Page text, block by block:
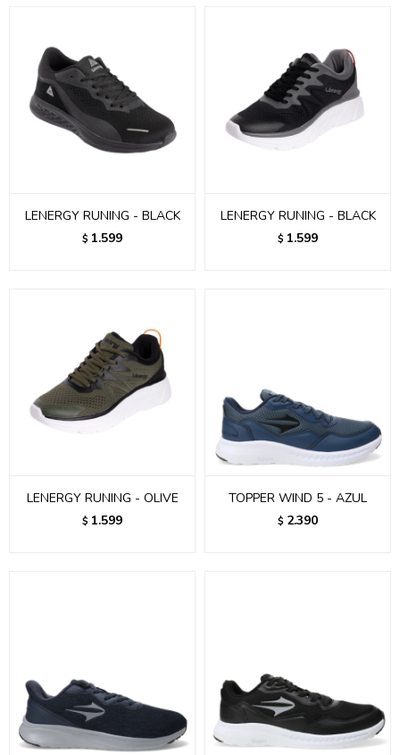
LENERGY RUNING - BLACK
$ 1.599
LENERGY RUNING - BLACK
$ 1.599
LENERGY RUNING - OLIVE
$ 1.599
TOPPER WIND 5 - AZUL
$ 2.390